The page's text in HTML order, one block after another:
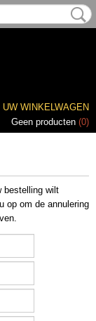
UW WINKELWAGEN
Geen producten (0)
bestelling wilt
op om de annulering